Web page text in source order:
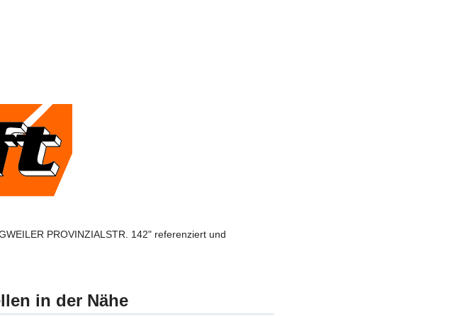
PROVINZIALSTR. 142" referenziert und
in der Nähe